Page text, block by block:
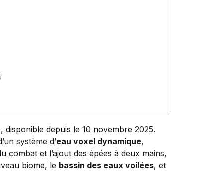
, disponible depuis le 10 novembre 2025.
système d’eau voxel dynamique,
et l’ajout des épées à deux mains,
biome, le bassin des eaux voilées, et